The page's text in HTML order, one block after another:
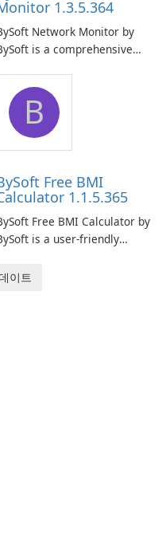
1.3.5.364
Network Monitor by
is a comprehensive
designed to help businesses
effectively manage their
network infrastructure.
B
Free BMI
1.1.5.365
Free BMI Calculator by
is a user-friendly
to help you
이트